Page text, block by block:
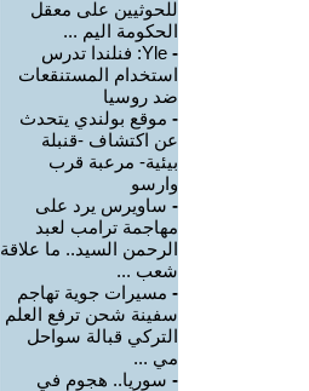
للحوثيين على معقل
الحكومة اليم ...
-
Yle: فنلندا تدرس
استخدام المستنقعات
ضد روسيا
- موقع بولندي يتحدث
عن اكتشاف -قنبلة
بيئية- مرعبة قرب
وارسو
- ساويرس يرد على
مهاجمة ترامب لعبد
الرحمن السيد.. ما علاقة
شعب ...
- مسيرات جوية تهاجم
سفينة شحن ترفع العلم
التركي قبالة سواحل
مي ...
- سوريا.. هجوم في